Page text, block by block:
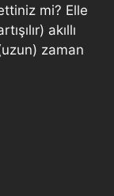
mi? Elle
akıllı
zaman